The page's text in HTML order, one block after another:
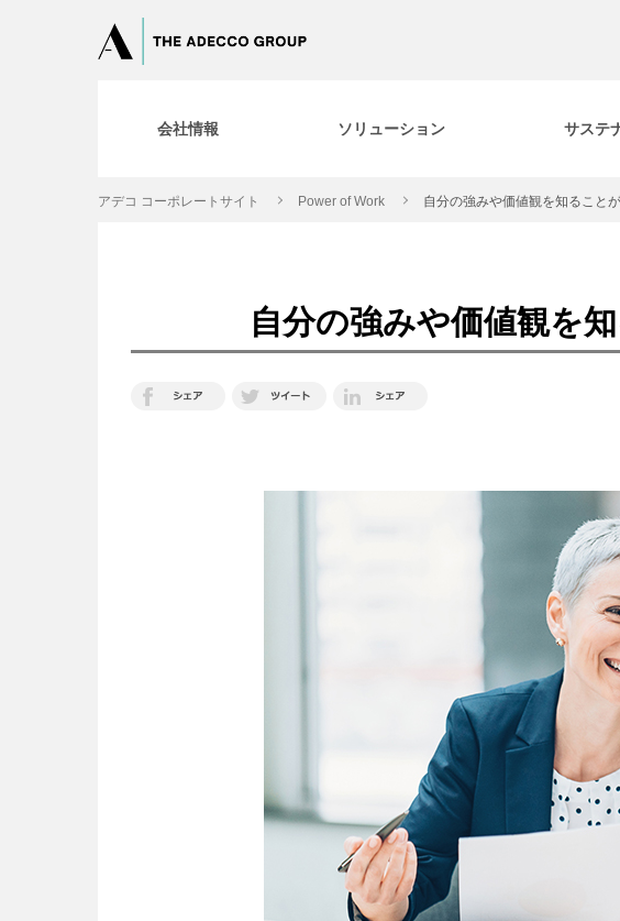
会社情報 ソリューション サステ
アデコ コーポレートサイト Power of Work 自分の強みや価値観を知ること
自分の強みや価値観を